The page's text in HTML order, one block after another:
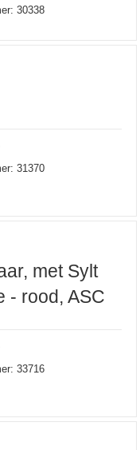
30338
31370
met Sylt
- rood, ASC
33716